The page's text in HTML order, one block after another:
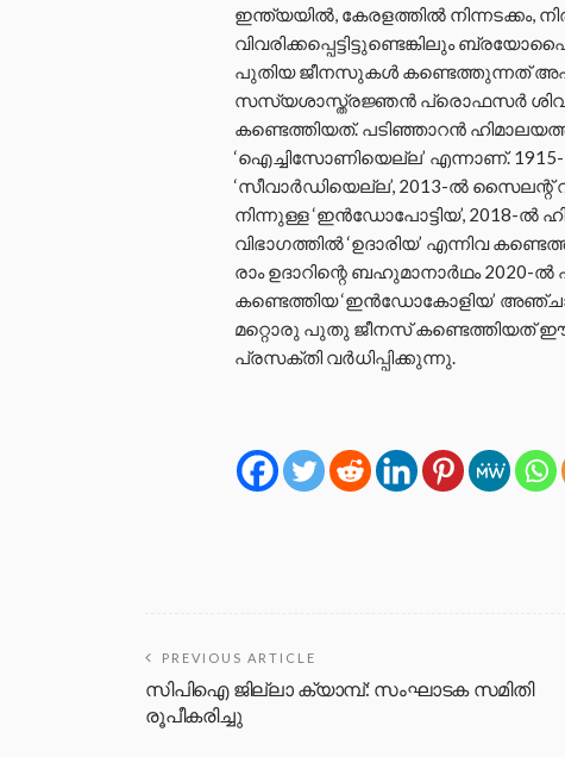
ഇന്ത്യയിൽ, കേരളത്തിൽ നിന്നടക്കം,
വിവരിക്കപ്പെട്ടിട്ടുണ്ടെങ്കിലും
പുതിയ ജീനസുകൾ കണ്ടെത്തുന്നത്
സസ്യശാസ്ത്രജ്ഞൻ പ്രൊഫസർ ശിവ്
കണ്ടെത്തിയത്. പടിഞ്ഞാറൻ
‘ഐച്ചിസോണിയെല്ല’ എന്നാണ്.
‘സീവാർഡിയെല്ല’, 2013-ൽ സൈലന്റ്
നിന്നുള്ള ‘ഇൻഡോപോട്ടിയ’, 2018-ൽ
വിഭാഗത്തിൽ ‘ഉദാരിയ’ എന്നിവ
രാം ഉദാറിന്റെ ബഹുമാനാർഥം 2020-ൽ
കണ്ടെത്തിയ ‘ഇൻഡോകോളിയ’
മറ്റൊരു പുതു ജീനസ് കണ്ടെത്തിയത്
പ്രസക്തി വർധിപ്പിക്കുന്നു.
PREVIOUS ARTICLE
സിപിഐ ജില്ലാ ക്യാമ്പ്: സംഘാടക സമിതി
രൂപീകരിച്ചു